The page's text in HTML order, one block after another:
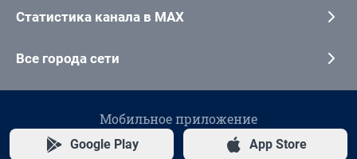
Статистика канала в MAX
Все города сети
Мобильное приложение
Google Play App Store